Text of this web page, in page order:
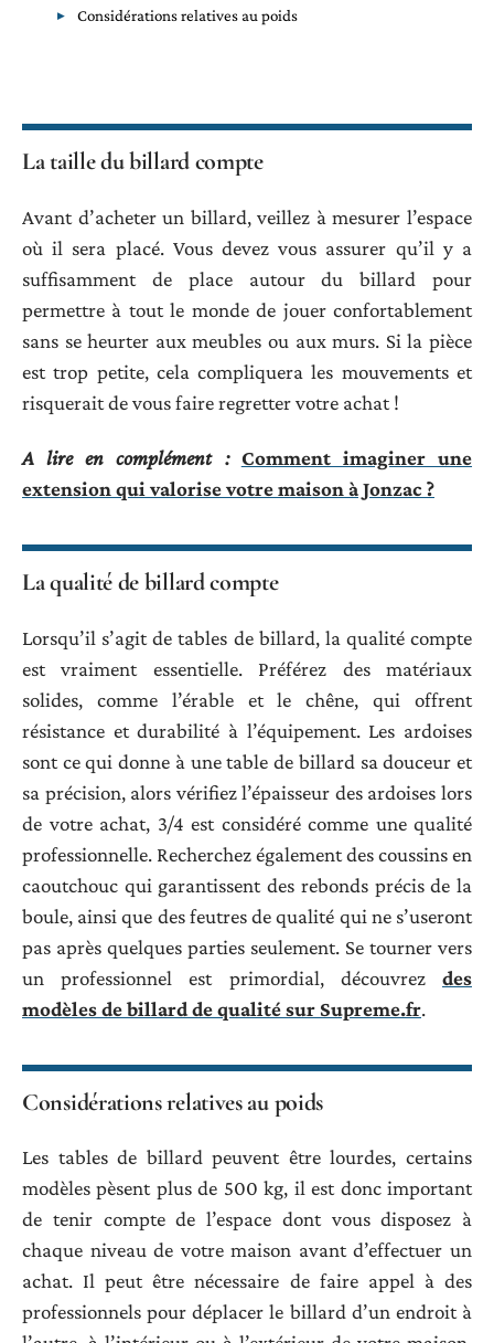
Considérations relatives au poids
La taille du billard compte
Avant d’acheter un billard, veillez à mesurer l’espace
où il sera placé. Vous devez vous assurer qu’il y a
suffisamment de place autour du billard pour
permettre à tout le monde de jouer confortablement
sans se heurter aux meubles ou aux murs. Si la pièce
est trop petite, cela compliquera les mouvements et
risquerait de vous faire regretter votre achat !
A lire en complément : Comment imaginer une
extension qui valorise votre maison à Jonzac ?
La qualité de billard compte
Lorsqu’il s’agit de tables de billard, la qualité compte
est vraiment essentielle. Préférez des matériaux
solides, comme l’érable et le chêne, qui offrent
résistance et durabilité à l’équipement. Les ardoises
sont ce qui donne à une table de billard sa douceur et
sa précision, alors vérifiez l’épaisseur des ardoises lors
de votre achat, 3/4 est considéré comme une qualité
professionnelle. Recherchez également des coussins en
caoutchouc qui garantissent des rebonds précis de la
boule, ainsi que des feutres de qualité qui ne s’useront
pas après quelques parties seulement. Se tourner vers
un professionnel est primordial, découvrez des
modèles de billard de qualité sur Supreme.fr.
Considérations relatives au poids
Les tables de billard peuvent être lourdes, certains
modèles pèsent plus de 500 kg, il est donc important
de tenir compte de l’espace dont vous disposez à
chaque niveau de votre maison avant d’effectuer un
achat. Il peut être nécessaire de faire appel à des
professionnels pour déplacer le billard d’un endroit à